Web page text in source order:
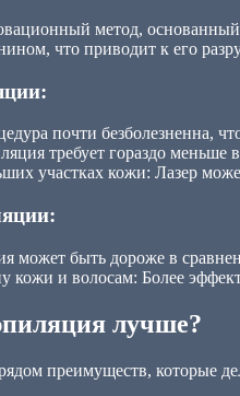
метод,
что приводит к его
почти безболезненна,
требует гораздо
участках кожи: Лазер
может быть дороже в
кожи и волосам: Более
лучше?
преимуществ, которые